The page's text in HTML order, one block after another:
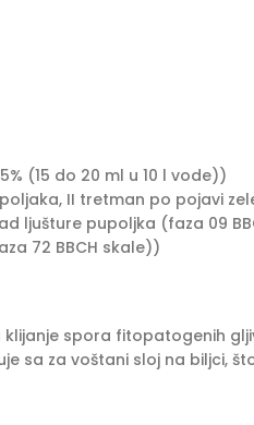
(15 do 20 ml u 10 l vode))
pupoljaka, II tretman po
ljušture pupoljka (faza 09
72 BBCH skale))
spora fitopatogenih
sa za voštani sloj na biljci,